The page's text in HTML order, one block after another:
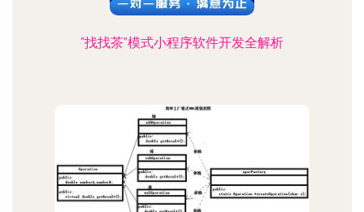
“找找茶”模式小程序软件开发全解析